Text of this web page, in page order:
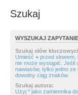
Szukaj
WYSZUKAJ ZAPYTANIE
Szukaj słów
Umieść + przed
nie może wystąpić. Jeśli
nawiasów, tylko jedno ze
dowolny ciąg znaków.
Szukaj autora:
Użyj * jako zamiennika